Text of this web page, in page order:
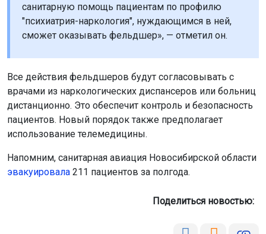
санитарную помощь пациентам по профилю
"психиатрия-наркология", нуждающимся в ней,
сможет оказывать фельдшер», — отметил он.
Все действия фельдшеров будут согласовывать с
врачами из наркологических диспансеров или больниц
дистанционно. Это обеспечит контроль и безопасность
пациентов. Новый порядок также предполагает
использование телемедицины.
Напомним, санитарная авиация Новосибирской области
эвакуировала 211 пациентов за полгода.
Поделиться новостью: